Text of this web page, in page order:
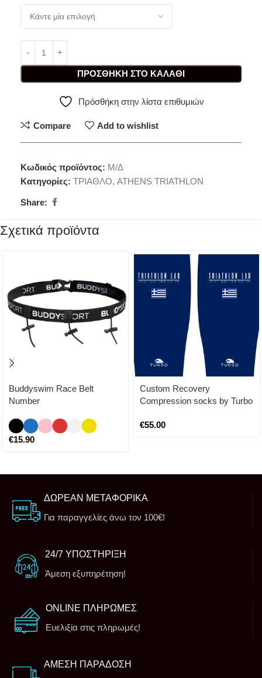
ΠΡΟΣΘΉΚΗ ΣΤΟ ΚΑΛΆΘΙ
Πρόσθήκη στην λίστα επιθυμιών
Compare Add to wishlist
Κωδικός προϊόντος: Μ/Δ
Κατηγορίες: ΤΡΙΑΘΛΟ, ATHENS TRIATHLON
Share:
Σχετικά προϊόντα
Buddyswim Race Belt
Number
€15.90
Custom Recovery
Compression socks by Turbo
€55.00
ΔΩΡΕΑΝ ΜΕΤΑΦΟΡΙΚΑ
Για παραγγελίες άνω τον 100€!
24/7 ΥΠΟΣΤΗΡΙΞΗ
Άμεση εξυπηρέτηση!
ONLINE ΠΛΗΡΩΜΕΣ
Ευελιξία στις πληρωμές!
ΑΜΕΣΗ ΠΑΡΑΔΟΣΗ